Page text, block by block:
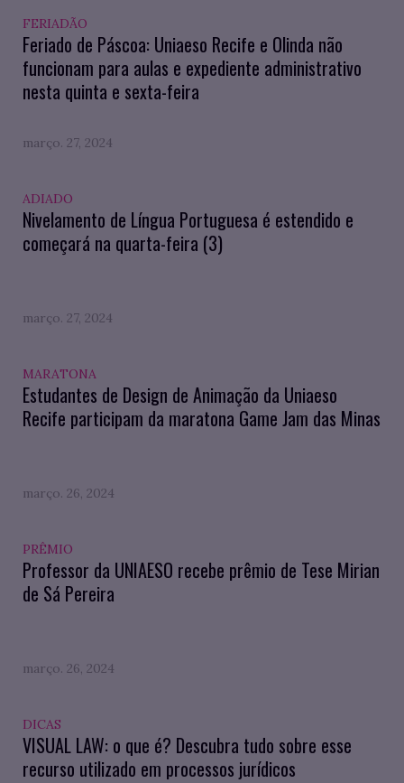
FERIADÃO
Feriado de Páscoa: Uniaeso Recife e Olinda não
funcionam para aulas e expediente administrativo
nesta quinta e sexta-feira
março. 27, 2024
ADIADO
Nivelamento de Língua Portuguesa é estendido e
começará na quarta-feira (3)
março. 27, 2024
MARATONA
Estudantes de Design de Animação da Uniaeso
Recife participam da maratona Game Jam das Minas
março. 26, 2024
PRÊMIO
Professor da UNIAESO recebe prêmio de Tese Mirian
de Sá Pereira
março. 26, 2024
DICAS
VISUAL LAW: o que é? Descubra tudo sobre esse
recurso utilizado em processos jurídicos